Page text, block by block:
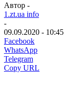
Автор -
1.zt.ua info
-
09.09.2020 - 10:45
Facebook
WhatsApp
Telegram
Copy URL